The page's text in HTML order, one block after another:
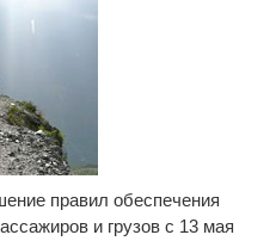
правил обеспечения
и грузов с 13 мая